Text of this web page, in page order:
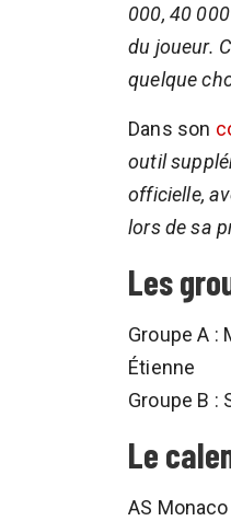
000, 40
du joueur.
quelque
Dans son
outil
officielle,
lors de sa
Les
Groupe A :
Étienne
Groupe B :
Le
AS